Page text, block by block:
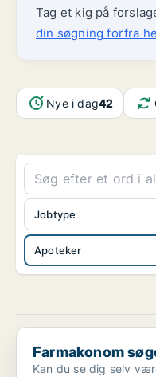
Tag et kig på
din søgning forfra
Nye i dag42
Apoteker
Jobtype
Farmakonom søges til
Farmakonom
Kan du se dig selv